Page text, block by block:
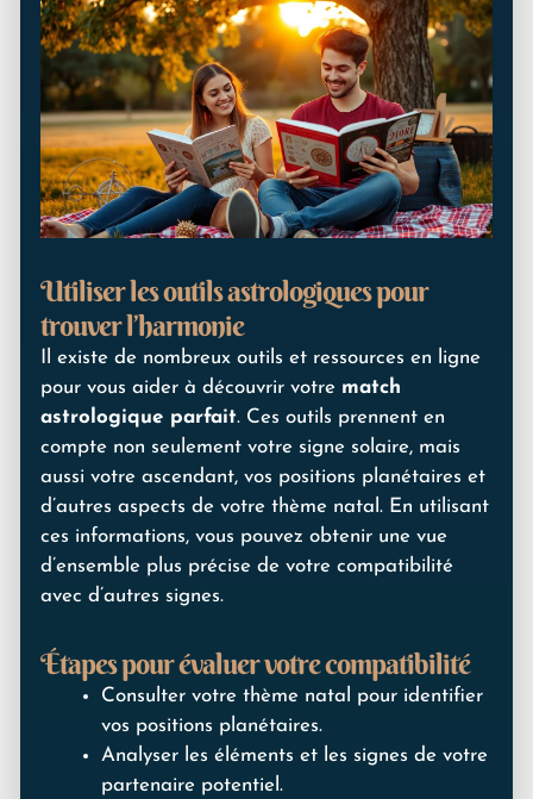
Utiliser les outils astrologiques pour
trouver l’harmonie
Il existe de nombreux outils et ressources en ligne
pour vous aider à découvrir votre match
astrologique parfait. Ces outils prennent en
compte non seulement votre signe solaire, mais
aussi votre ascendant, vos positions planétaires et
d’autres aspects de votre thème natal. En utilisant
ces informations, vous pouvez obtenir une vue
d’ensemble plus précise de votre compatibilité
avec d’autres signes.
Étapes pour évaluer votre compatibilité
Consulter votre thème natal pour identifier
vos positions planétaires.
Analyser les éléments et les signes de votre
partenaire potentiel.